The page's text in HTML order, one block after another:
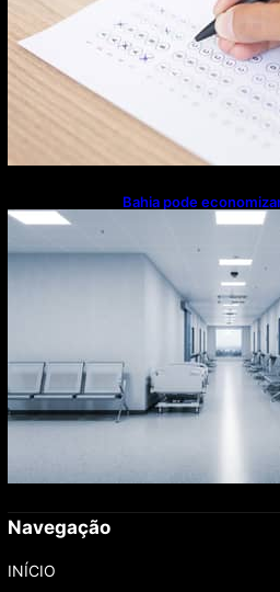
Bahia pode
com universalização
Navegação
INÍCIO